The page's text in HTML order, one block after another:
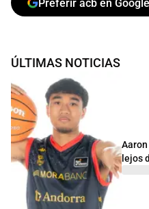
Preferir acb en Google
ÚLTIMAS NOTICIAS
lejos